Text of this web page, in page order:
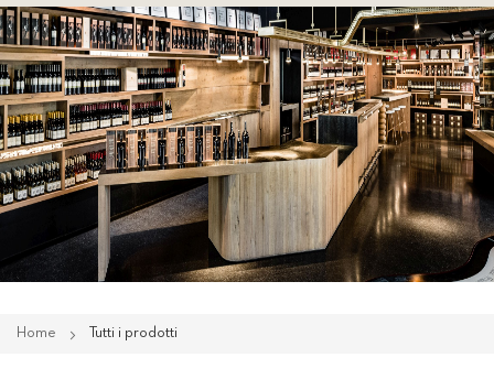
Salta
al
contenuto
Home Tutti i prodotti